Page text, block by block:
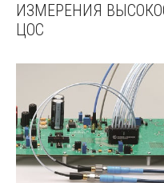
ИЗМЕРЕНИЯ
ЦОС